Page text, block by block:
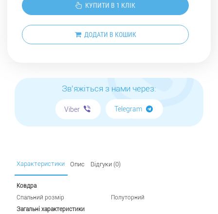
КУПИТИ В 1 КЛІК
ДОДАТИ В КОШИК
Зв'яжіться з нами через:
Viber Telegram
Характеристики Опис Відгуки (0)
Ковдра
Спальний розмір
Полуторний
Загальні характеристики